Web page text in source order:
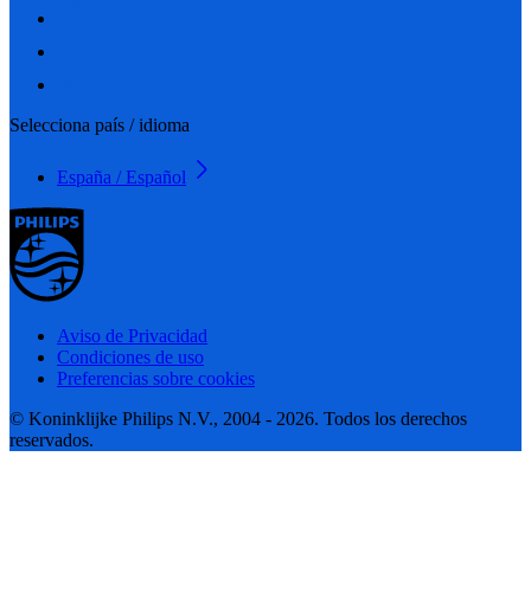
Selecciona país / idioma
España / Español
Aviso de Privacidad
Condiciones de uso
Preferencias sobre cookies
© Koninklijke Philips N.V., 2004 - 2026. Todos los derechos
reservados.